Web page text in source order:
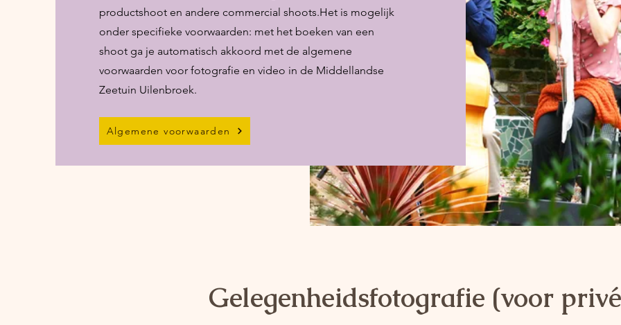
productshoot en andere commercial shoots.Het is mogelijk
onder specifieke voorwaarden: met het boeken van een
shoot ga je automatisch akkoord met de algemene
voorwaarden voor fotografie en video in de Middellandse
Zeetuin Uilenbroek.
Algemene voorwaarden
Gelegenheidsfotografie (voor